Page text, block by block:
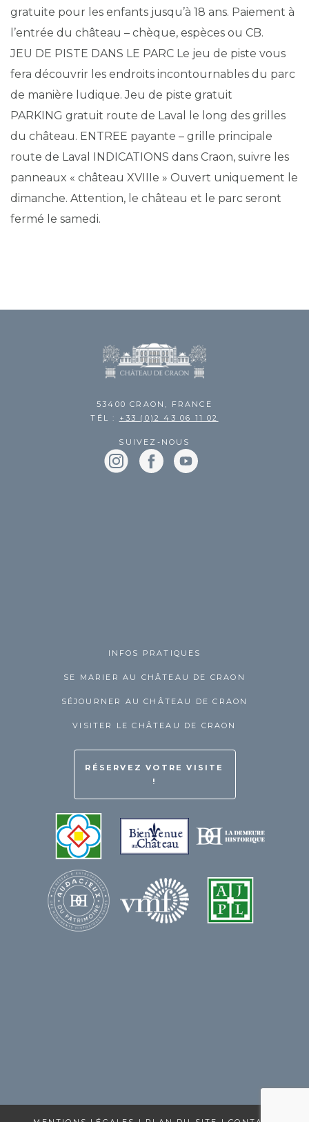
gratuite pour les enfants jusqu’à 18 ans. Paiement à
l’entrée du château – chèque, espèces ou CB.
JEU DE PISTE DANS LE PARC Le jeu de piste vous
fera découvrir les endroits incontournables du parc
de manière ludique. Jeu de piste gratuit
PARKING gratuit route de Laval le long des grilles
du château. ENTREE payante – grille principale
route de Laval INDICATIONS dans Craon, suivre les
panneaux « château XVIIIe » Ouvert uniquement le
dimanche. Attention, le château et le parc seront
fermé le samedi.
53400 CRAON, FRANCE
TÉL :
+33 (0)2 43 06 11 02
SUIVEZ-NOUS
INFOS PRATIQUES
SE MARIER AU CHÂTEAU DE CRAON
SÉJOURNER AU CHÂTEAU DE CRAON
VISITER LE CHÂTEAU DE CRAON
RÉSERVEZ VOTRE VISITE
!